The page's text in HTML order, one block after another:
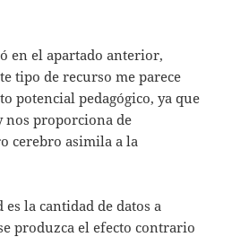
en el apartado anterior,
tipo de recurso me parece
potencial pedagógico, ya que
nos proporciona de
cerebro asimila a la
la cantidad de datos a
produzca el efecto contrario